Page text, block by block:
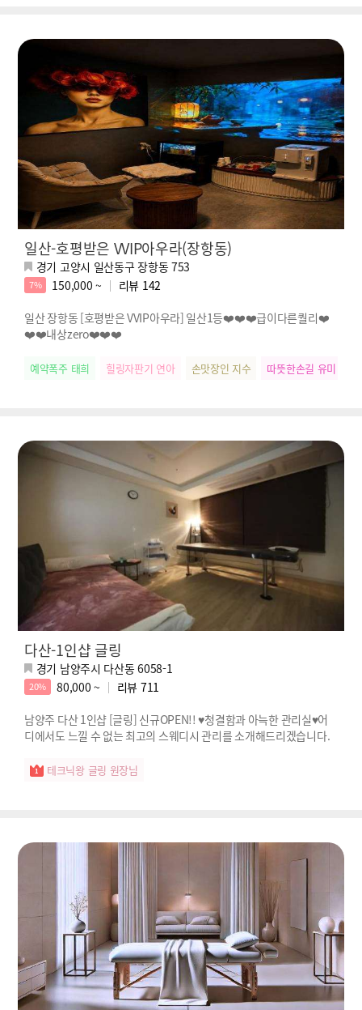
일산-호평받은 VVIP아우라(장항동)
경기 고양시 일산동구 장항동 753
7% 150,000 ~ 리뷰 142
일산 장항동 [호평받은 VVIP아우라] 일산1등❤️❤️❤️급이다른퀄리❤️
❤️❤️내상zero❤️❤️❤️
예약폭주 태희 힐링자판기 연아 손맛장인 지수 따뜻한손길 유미
다산-1인샵 글링
경기 남양주시 다산동 6058-1
20% 80,000 ~ 리뷰 711
남양주 다산 1인샵 [글링] 신규OPEN!! ♥청결함과 아늑한 관리실♥어
디에서도 느낄 수 없는 최고의 스웨디시 관리를 소개해드리겠습니다.
테크닉왕 글링 원장님